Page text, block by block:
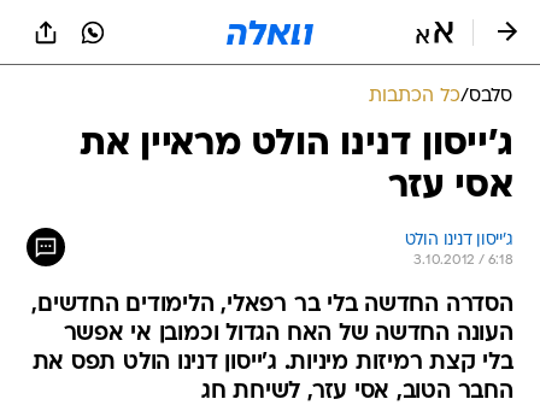
סלבס/כל הכתבות
ג'ייסון דנינו הולט מראיין את
אסי עזר
ג'ייסון דנינו הולט
3.10.2012 / 6:18
הסדרה החדשה בלי בר רפאלי, הלימודים החדשים,
העונה החדשה של האח הגדול וכמובן אי אפשר
בלי קצת רמיזות מיניות. ג'ייסון דנינו הולט תפס את
החבר הטוב, אסי עזר, לשיחת חג